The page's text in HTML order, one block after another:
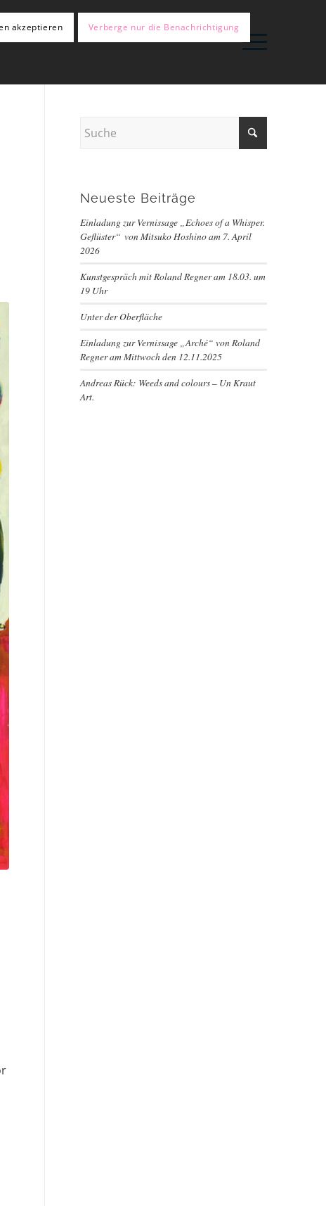
Neueste Beiträge
Einladung zur Vernissage „Echoes of a Whisper.
Geflüster“ von Mitsuko Hoshino am 7. April
2026
Kunstgespräch mit Roland Regner am 18.03. um
19 Uhr
Unter der Oberfläche
Einladung zur Vernissage „Arché“ von Roland
Regner am Mittwoch den 12.11.2025
Andreas Rück: Weeds and colours – Un Kraut
Art.
akzeptieren Verberge nur die Benachrichtigung